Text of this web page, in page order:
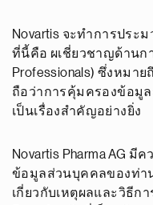
Novartis จะทำการประ
ที่นี้คือ ผเชี่ยวชาญด้านก
Professionals) ซึ่งหมา
ถือว่าการคุ้มครองข้อมู
เป็นเรื่องสำคัญอย่างยิ่ง
Novartis Pharma AG
ข้อมูลส่วนบุคคลของท่า
เกี่ยวกับเหตุผลและวิธีก